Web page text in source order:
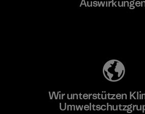
Wir unterstützen